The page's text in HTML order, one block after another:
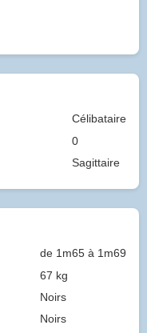
Célibataire
0
Sagittaire
de 1m65 à 1m69
67 kg
Noirs
Noirs